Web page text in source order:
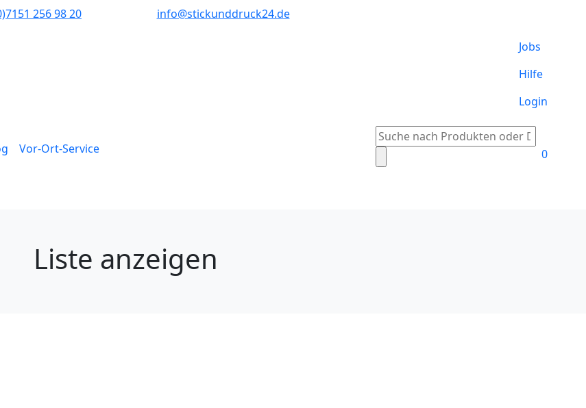
256 98 20‬ info@stickunddruck24.de
Jobs
Hilfe
Login
Vor-Ort-Service
Suche
nach:
0
Liste anzeigen